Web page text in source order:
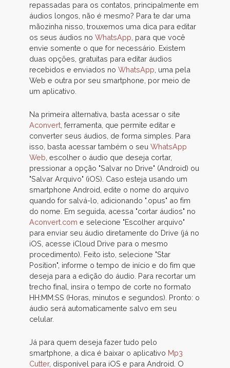
repassadas para os contatos, principalmente em
áudios longos, não é mesmo? Para te dar uma
mãozinha nisso, trouxemos uma dica para editar
os seus áudios no WhatsApp , para que você
envie somente o que for necessário. Existem
duas opções, gratuitas para editar áudios
recebidos e enviados no WhatsApp , uma pela
Web e outra por seu smartphone, por meio de
um aplicativo.
Na primeira alternativa, basta acessar o site
Aconvert , ferramenta, que permite editar e
converter seus áudios, de forma simples. Para
isso, basta acessar também o seu WhatsApp
Web , escolher o áudio que deseja cortar,
pressionar a opção "Salvar no Drive" (Android) ou
"Salvar Arquivo" (iOS). Caso esteja usando um
smartphone Android, edite o nome do arquivo
quando for salvá-lo, adicionando ".opus" ao fim
do nome. Em seguida, acessa "cortar áudios" no
Aconvert.com e selecione "Escolher arquivo"
para enviar seu áudio diretamente do Drive (já no
iOS, acesse iCloud Drive para o mesmo
procedimento). Feito isto, selecione "Star
Position", informe o tempo de início e do fim que
deseja para a edição do áudio. Para recortar um
trecho final, insira o tempo de corte no formato
HH:MM:SS (Horas, minutos e segundos). Pronto: o
áudio será automaticamente salvo em seu
celular.
Já para quem deseja fazer tudo pelo
smartphone, a dica é baixar o aplicativo Mp3
Cutter, disponível para iOS e para Android. O